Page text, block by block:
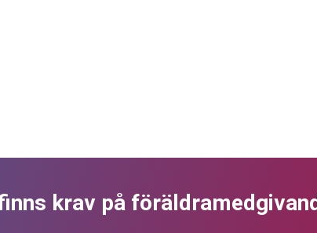
krav på